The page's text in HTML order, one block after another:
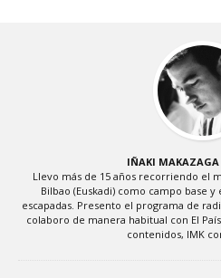
IÑAKI MAKAZAGA
Llevo más de 15 años recorriendo el
Bilbao (Euskadi) como campo base
escapadas. Presento el programa de
colaboro de manera habitual con El
contenidos, IMK